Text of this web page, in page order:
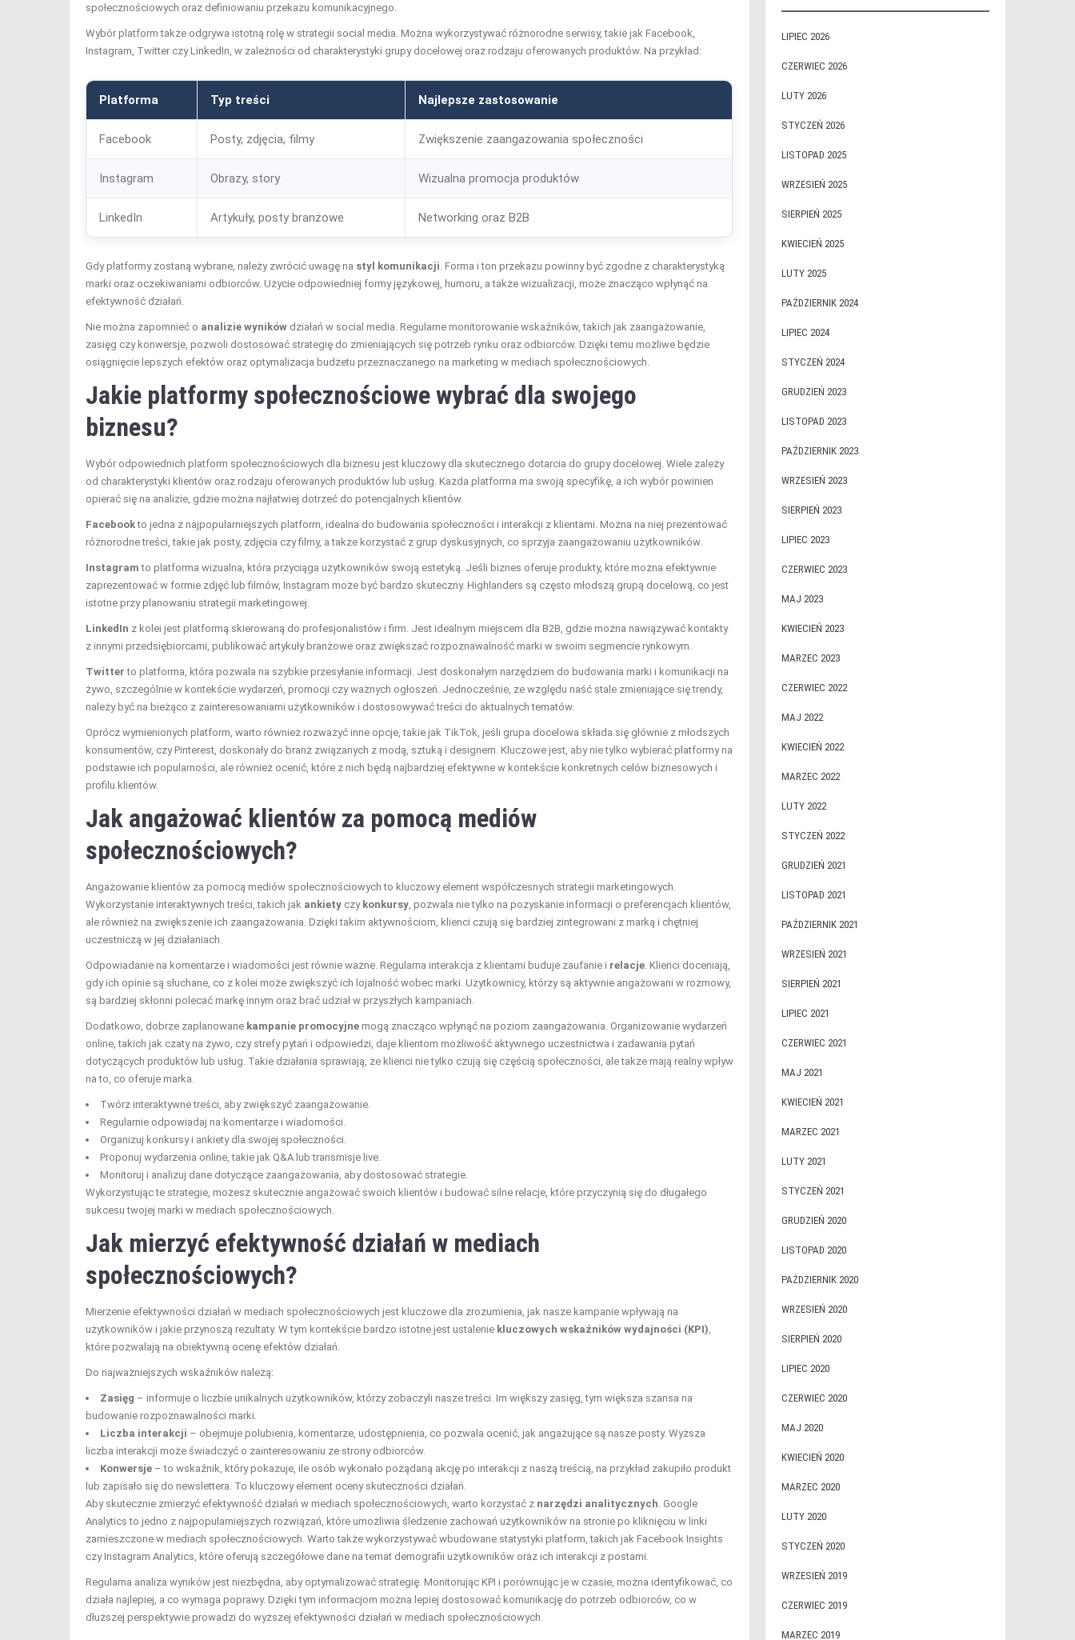
społecznościowych oraz definiowaniu przekazu komunikacyjnego.
Wybór platform także odgrywa istotną rolę w strategii social media. Można wykorzystywać różnorodne serwisy, takie jak Facebook,
Instagram, Twitter czy LinkedIn, w zależności od charakterystyki grupy docelowej oraz rodzaju oferowanych produktów. Na przykład:
Platforma Typ treści Najlepsze zastosowanie
Facebook Posty, zdjęcia, filmy Zwiększenie zaangażowania społeczności
Instagram Obrazy, story Wizualna promocja produktów
LinkedIn Artykuły, posty branżowe Networking oraz B2B
Gdy platformy zostaną wybrane, należy zwrócić uwagę na styl komunikacji . Forma i ton przekazu powinny być zgodne z charakterystyką
marki oraz oczekiwaniami odbiorców. Użycie odpowiedniej formy językowej, humoru, a także wizualizacji, może znacząco wpłynąć na
efektywność działań.
Nie można zapomnieć o analizie wyników działań w social media. Regularne monitorowanie wskaźników, takich jak zaangażowanie,
zasięg czy konwersje, pozwoli dostosować strategię do zmieniających się potrzeb rynku oraz odbiorców. Dzięki temu możliwe będzie
osiągnięcie lepszych efektów oraz optymalizacja budżetu przeznaczanego na marketing w mediach społecznościowych.
Jakie platformy społecznościowe wybrać dla swojego
biznesu?
Wybór odpowiednich platform społecznościowych dla biznesu jest kluczowy dla skutecznego dotarcia do grupy docelowej. Wiele zależy
od charakterystyki klientów oraz rodzaju oferowanych produktów lub usług. Każda platforma ma swoją specyfikę, a ich wybór powinien
opierać się na analizie, gdzie można najłatwiej dotrzeć do potencjalnych klientów.
Facebookto jedna z najpopularniejszych platform, idealna do budowania społeczności i interakcji z klientami. Można na niej prezentować
różnorodne treści, takie jak posty, zdjęcia czy filmy, a także korzystać z grup dyskusyjnych, co sprzyja zaangażowaniu użytkowników.
Instagram to platforma wizualna, która przyciąga użytkowników swoją estetyką. Jeśli biznes oferuje produkty, które można efektywnie
zaprezentować w formie zdjęć lub filmów, Instagram może być bardzo skuteczny. Highlanders są często młodszą grupą docelową, co jest
istotne przy planowaniu strategii marketingowej.
LinkedIn z kolei jest platformą skierowaną do profesjonalistów i firm. Jest idealnym miejscem dla B2B, gdzie można nawiązywać kontakty
z innymi przedsiębiorcami, publikować artykuły branżowe oraz zwiększać rozpoznawalność marki w swoim segmencie rynkowym.
Twitter to platforma, która pozwala na szybkie przesyłanie informacji. Jest doskonałym narzędziem do budowania marki i komunikacji na
żywo, szczególnie w kontekście wydarzeń, promocji czy ważnych ogłoszeń. Jednocześnie, ze względu naść stale zmieniające się trendy,
należy być na bieżąco z zainteresowaniami użytkowników i dostosowywać treści do aktualnych tematów.
Oprócz wymienionych platform, warto również rozważyć inne opcje, takie jak TikTok, jeśli grupa docelowa składa się głównie z młodszych
konsumentów, czy Pinterest, doskonały do branż związanych z modą, sztuką i designem. Kluczowe jest, aby nie tylko wybierać platformy na
podstawie ich popularności, ale również ocenić, które z nich będą najbardziej efektywne w kontekście konkretnych celów biznesowych i
profilu klientów.
Jak angażować klientów za pomocą mediów
społecznościowych?
Angażowanie klientów za pomocą mediów społecznościowych to kluczowy element współczesnych strategii marketingowych.
Wykorzystanie interaktywnych treści, takich jak ankiety czy konkursy , pozwala nie tylko na pozyskanie informacji o preferencjach klientów,
ale również na zwiększenie ich zaangażowania. Dzięki takim aktywnościom, klienci czują się bardziej zintegrowani z marką i chętniej
uczestniczą w jej działaniach.
Odpowiadanie na komentarze i wiadomości jest równie ważne. Regularna interakcja z klientami buduje zaufanie i relacje . Klienci doceniają,
gdy ich opinie są słuchane, co z kolei może zwiększyć ich lojalność wobec marki. Użytkownicy, którzy są aktywnie angażowani w rozmowy,
są bardziej skłonni polecać markę innym oraz brać udział w przyszłych kampaniach.
Dodatkowo, dobrze zaplanowane kampanie promocyjne mogą znacząco wpłynąć na poziom zaangażowania. Organizowanie wydarzeń
online, takich jak czaty na żywo, czy strefy pytań i odpowiedzi, daje klientom możliwość aktywnego uczestnictwa i zadawania pytań
dotyczących produktów lub usług. Takie działania sprawiają, że klienci nie tylko czują się częścią społeczności, ale także mają realny wpływ
na to, co oferuje marka.
Twórz interaktywne treści, aby zwiększyć zaangażowanie.
Regularnie odpowiadaj na komentarze i wiadomości.
Organizuj konkursy i ankiety dla swojej społeczności.
Proponuj wydarzenia online, takie jak Q&A lub transmisje live.
Monitoruj i analizuj dane dotyczące zaangażowania, aby dostosować strategie.
Wykorzystując te strategie, możesz skutecznie angażować swoich klientów i budować silne relacje, które przyczynią się do długałego
sukcesu twojej marki w mediach społecznościowych.
Jak mierzyć efektywność działań w mediach
społecznościowych?
Mierzenie efektywności działań w mediach społecznościowych jest kluczowe dla zrozumienia, jak nasze kampanie wpływają na
użytkowników i jakie przynoszą rezultaty. W tym kontekście bardzo istotne jest ustalenie kluczowych wskaźników wydajności (KPI)
które pozwalają na obiektywną ocenę efektów działań.
Do najważniejszych wskaźników należą:
Zasięg – informuje o liczbie unikalnych użytkowników, którzy zobaczyli nasze treści. Im większy zasięg, tym większa szansa na
budowanie rozpoznawalności marki.
Liczba interakcji – obejmuje polubienia, komentarze, udostępnienia, co pozwala ocenić, jak angażujące są nasze posty. Wyższa
liczba interakcji może świadczyć o zainteresowaniu ze strony odbiorców.
Konwersje – to wskaźnik, który pokazuje, ile osób wykonało pożądaną akcję po interakcji z naszą treścią, na przykład zakupiło produkt
lub zapisało się do newslettera. To kluczowy element oceny skuteczności działań.
Aby skutecznie zmierzyć efektywność działań w mediach społecznościowych, warto korzystać z narzędzi analitycznych . Google
Analytics to jedno z najpopularniejszych rozwiązań, które umożliwia śledzenie zachowań użytkowników na stronie po kliknięciu w linki
zamieszczone w mediach społecznościowych. Warto także wykorzystywać wbudowane statystyki platform, takich jak Facebook Insights
czy Instagram Analytics, które oferują szczegółowe dane na temat demografii użytkowników oraz ich interakcji z postami.
Regularna analiza wyników jest niezbędna, aby optymalizować strategię. Monitorując KPI i porównując je w czasie, można identyfikować, co
działa najlepiej, a co wymaga poprawy. Dzięki tym informacjom można lepiej dostosować komunikację do potrzeb odbiorców, co w
dłuższej perspektywie prowadzi do wyższej efektywności działań w mediach społecznościowych.
LIPIEC 2026
CZERWIEC 2026
LUTY 2026
STYCZEŃ 2026
LISTOPAD 2025
WRZESIEŃ 2025
SIERPIEŃ 2025
KWIECIEŃ 2025
LUTY 2025
PAŹDZIERNIK 2024
LIPIEC 2024
STYCZEŃ 2024
GRUDZIEŃ 2023
LISTOPAD 2023
PAŹDZIERNIK 2023
WRZESIEŃ 2023
SIERPIEŃ 2023
LIPIEC 2023
CZERWIEC 2023
MAJ 2023
KWIECIEŃ 2023
MARZEC 2023
CZERWIEC 2022
MAJ 2022
KWIECIEŃ 2022
MARZEC 2022
LUTY 2022
STYCZEŃ 2022
GRUDZIEŃ 2021
LISTOPAD 2021
PAŹDZIERNIK 2021
WRZESIEŃ 2021
SIERPIEŃ 2021
LIPIEC 2021
CZERWIEC 2021
MAJ 2021
KWIECIEŃ 2021
MARZEC 2021
LUTY 2021
STYCZEŃ 2021
GRUDZIEŃ 2020
LISTOPAD 2020
PAŹDZIERNIK 2020
WRZESIEŃ 2020
SIERPIEŃ 2020
LIPIEC 2020
CZERWIEC 2020
MAJ 2020
KWIECIEŃ 2020
MARZEC 2020
LUTY 2020
STYCZEŃ 2020
WRZESIEŃ 2019
CZERWIEC 2019
MARZEC 2019